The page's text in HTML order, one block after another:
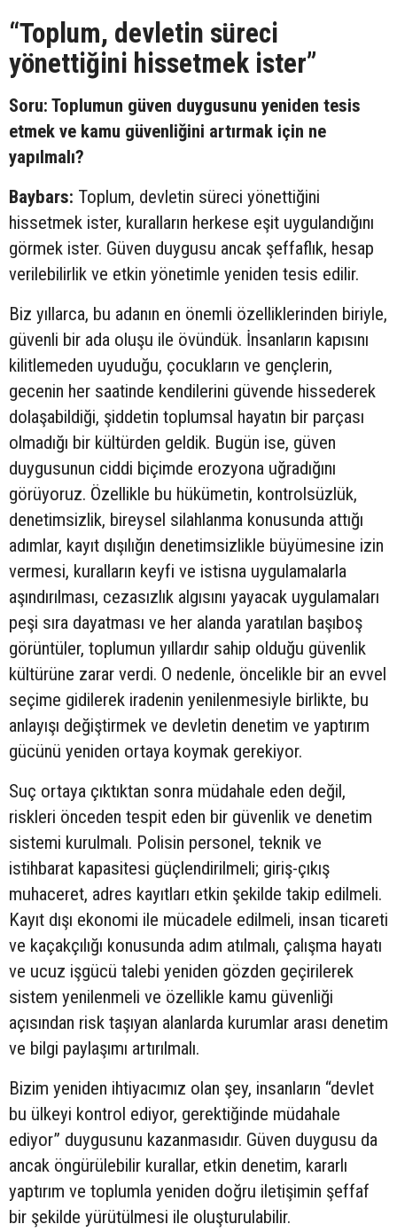
“Toplum, devletin süreci
yönettiğini hissetmek ister”
Soru: Toplumun güven duygusunu yeniden tesis
etmek ve kamu güvenliğini artırmak için ne
yapılmalı?
Baybars: Toplum, devletin süreci yönettiğini
hissetmek ister, kuralların herkese eşit uygulandığını
görmek ister. Güven duygusu ancak şeffaflık, hesap
verilebilirlik ve etkin yönetimle yeniden tesis edilir.
Biz yıllarca, bu adanın en önemli özelliklerinden biriyle,
güvenli bir ada oluşu ile övündük. İnsanların kapısını
kilitlemeden uyuduğu, çocukların ve gençlerin,
gecenin her saatinde kendilerini güvende hissederek
dolaşabildiği, şiddetin toplumsal hayatın bir parçası
olmadığı bir kültürden geldik. Bugün ise, güven
duygusunun ciddi biçimde erozyona uğradığını
görüyoruz. Özellikle bu hükümetin, kontrolsüzlük,
denetimsizlik, bireysel silahlanma konusunda attığı
adımlar, kayıt dışılığın denetimsizlikle büyümesine izin
vermesi, kuralların keyfi ve istisna uygulamalarla
aşındırılması, cezasızlık algısını yayacak uygulamaları
peşi sıra dayatması ve her alanda yaratılan başıboş
görüntüler, toplumun yıllardır sahip olduğu güvenlik
kültürüne zarar verdi. O nedenle, öncelikle bir an evvel
seçime gidilerek iradenin yenilenmesiyle birlikte, bu
anlayışı değiştirmek ve devletin denetim ve yaptırım
gücünü yeniden ortaya koymak gerekiyor.
Suç ortaya çıktıktan sonra müdahale eden değil,
riskleri önceden tespit eden bir güvenlik ve denetim
sistemi kurulmalı. Polisin personel, teknik ve
istihbarat kapasitesi güçlendirilmeli; giriş-çıkış
muhaceret, adres kayıtları etkin şekilde takip edilmeli.
Kayıt dışı ekonomi ile mücadele edilmeli, insan ticareti
ve kaçakçılığı konusunda adım atılmalı, çalışma hayatı
ve ucuz işgücü talebi yeniden gözden geçirilerek
sistem yenilenmeli ve özellikle kamu güvenliği
açısından risk taşıyan alanlarda kurumlar arası denetim
ve bilgi paylaşımı artırılmalı.
Bizim yeniden ihtiyacımız olan şey, insanların “devlet
bu ülkeyi kontrol ediyor, gerektiğinde müdahale
ediyor” duygusunu kazanmasıdır. Güven duygusu da
ancak öngürülebilir kurallar, etkin denetim, kararlı
yaptırım ve toplumla yeniden doğru iletişimin şeffaf
bir şekilde yürütülmesi ile oluşturulabilir.